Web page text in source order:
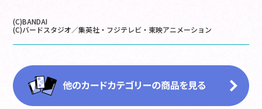
(C)BANDAI
(C)バードスタジオ／集英社・フジテレビ・東映アニメーション